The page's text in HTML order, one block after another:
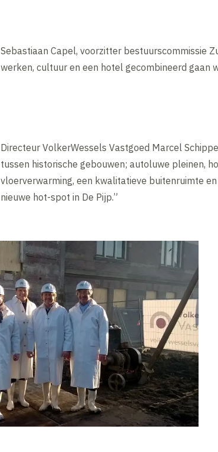
Sebastiaan Capel, voorzitter bestuurscommissie
werken, cultuur en een hotel gecombineerd gaan
Directeur VolkerWessels Vastgoed Marcel
tussen historische gebouwen; autoluwe pleinen,
vloerverwarming, een kwalitatieve buitenruimte
nieuwe hot-spot in De Pijp.”